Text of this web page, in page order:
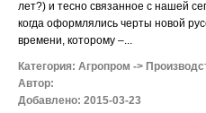
лет?) и тесно связанное с нашей
когда оформлялись черты новой
времени, которому –...
Категория: Агропром ->
Автор:
Добавлено: 2015-03-23